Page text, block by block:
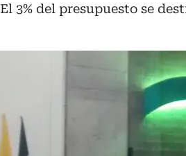
El 3% del presupuesto se